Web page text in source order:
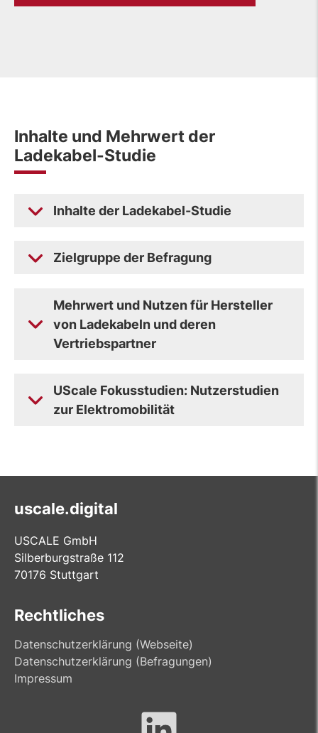
Inhalte und Mehrwert der
Ladekabel-Studie
Inhalte der Ladekabel-Studie
Zielgruppe der Befragung
Mehrwert und Nutzen für Hersteller
von Ladekabeln und deren
Vertriebspartner
UScale Fokusstudien: Nutzerstudien
zur Elektromobilität
uscale.digital
USCALE GmbH
Silberburgstraße 112
70176 Stuttgart
Rechtliches
Datenschutzerklärung (Webseite)
Datenschutzerklärung (Befragungen)
Impressum